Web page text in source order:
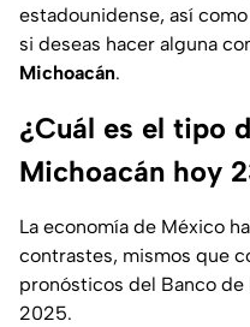
estadounidense, así
si deseas hacer alguna
Michoacán.
¿Cuál es el tipo
Michoacán hoy
La economía de México
contrastes, mismos que
pronósticos del Banco de
2025.